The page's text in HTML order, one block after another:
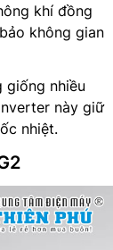
khí đồng
không gian
giống nhiều
này giữ
nhiệt.